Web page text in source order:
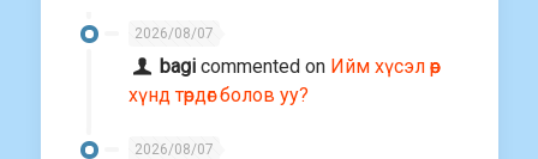
2026/08/07
bagi commented on Ийм хүсэл өөр
хүнд төрдөг болов уу?
2026/08/07